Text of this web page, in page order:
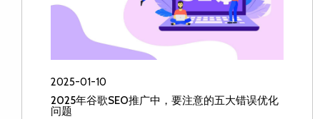
2025-01-10
2025年谷歌SEO推广中，要注意的五大错误优化
问题